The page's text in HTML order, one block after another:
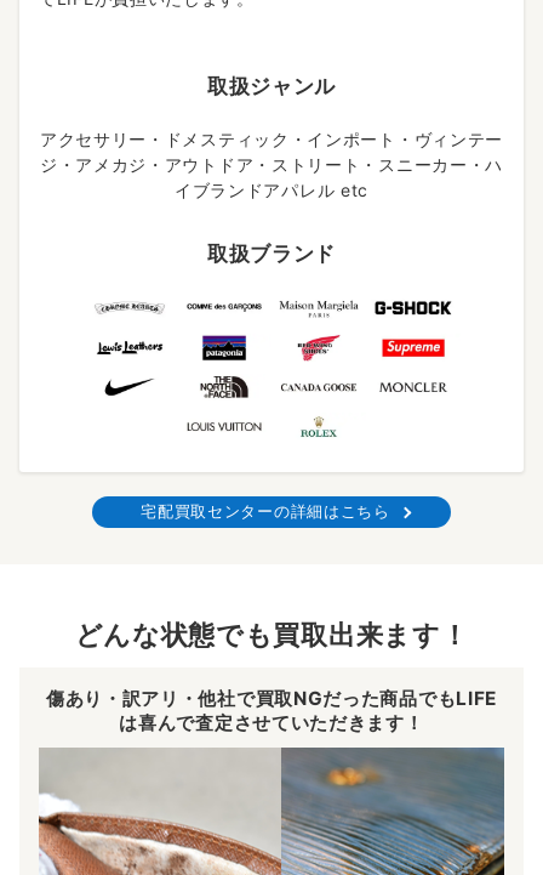
取扱ジャンル
アクセサリー・ドメスティック・インポート・ヴィンテー
ジ・アメカジ・アウトドア・ストリート・スニーカー・ハ
イブランドアパレル etc
取扱ブランド
宅配買取センターの詳細はこちら
どんな状態でも買取出来ます！
傷あり・訳アリ・他社で買取NGだった商品でもLIFE
は喜んで査定させていただきます！